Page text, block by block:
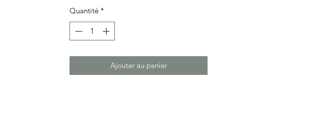
Quantité *
Ajouter au panier